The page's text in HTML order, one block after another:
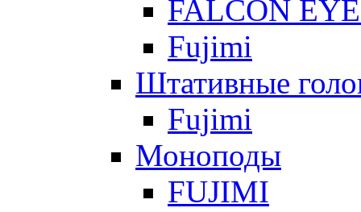
FALCON
Fujimi
Штативные
Fujimi
Моноподы
FUJIMI